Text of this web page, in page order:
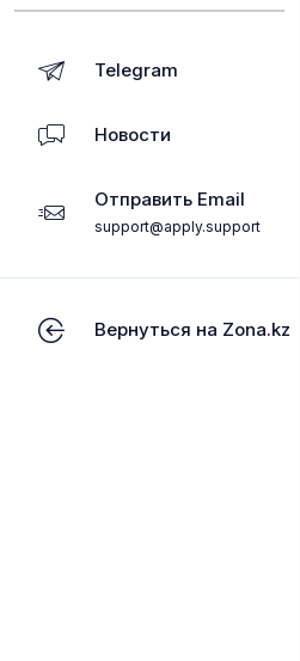
Telegram
Новости
Отправить Email
support@apply.support
Вернуться на Zona.kz